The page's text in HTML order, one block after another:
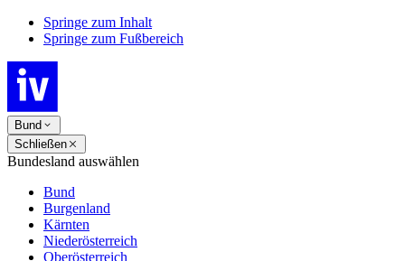
Springe zum Inhalt
Springe zum Fußbereich
Bund
Schließen
Bundesland auswählen
Bund
Burgenland
Kärnten
Niederösterreich
Oberösterreich